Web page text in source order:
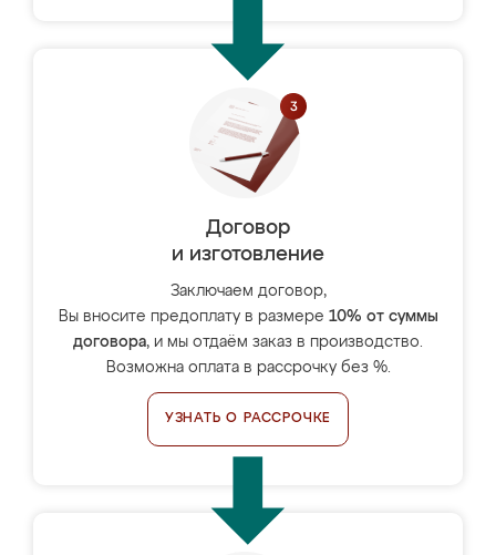
Договор
и изготовление
Заключаем договор,
Вы вносите предоплату в размере 10% от суммы
договора, и мы отдаём заказ в производство.
Возможна оплата в рассрочку без %.
УЗНАТЬ О РАССРОЧКЕ